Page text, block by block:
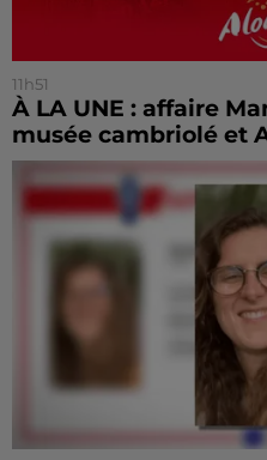
11h51
À LA UNE : affaire
musée cambriolé et